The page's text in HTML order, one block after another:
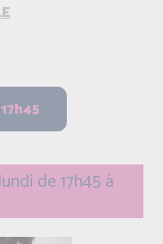
de 17h45 à